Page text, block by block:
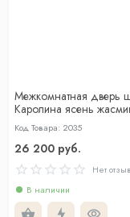
Межкомнатная дверь
Каролина ясень
Код Товара: 2035
26 200 руб.
Нет
В наличии